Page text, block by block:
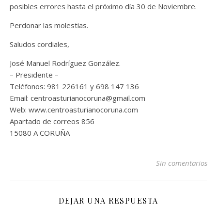
posibles errores hasta el próximo día 30 de Noviembre.
Perdonar las molestias.
Saludos cordiales,
José Manuel Rodríguez González.
– Presidente –
Teléfonos: 981 226161 y 698 147 136
Email: centroasturianocoruna@gmail.com
Web: www.centroasturianocoruna.com
Apartado de correos 856
15080 A CORUÑA
Sin comentarios
DEJAR UNA RESPUESTA